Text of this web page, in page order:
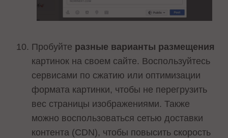
Пробуйте разные варианты размещения
картинок на своем сайте. Воспользуйтесь
сервисами по сжатию или оптимизации
формата картинки, чтобы не перегрузить
вес страницы изображениями. Также
можно воспользоваться сетью доставки
контента (CDN), чтобы повысить скорость